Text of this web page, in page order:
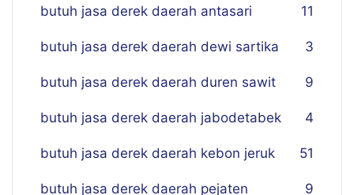
butuh jasa derek daerah antasari 11
butuh jasa derek daerah dewi sartika 3
butuh jasa derek daerah duren sawit 9
butuh jasa derek daerah jabodetabek 4
butuh jasa derek daerah kebon jeruk 51
butuh jasa derek daerah pejaten 9